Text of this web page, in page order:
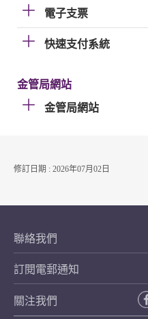
電子支票
快速支付系統
金管局網站
金管局網站
修訂日期 : 2026年07月02日
聯絡我們
訂閱電郵通知
關注我們